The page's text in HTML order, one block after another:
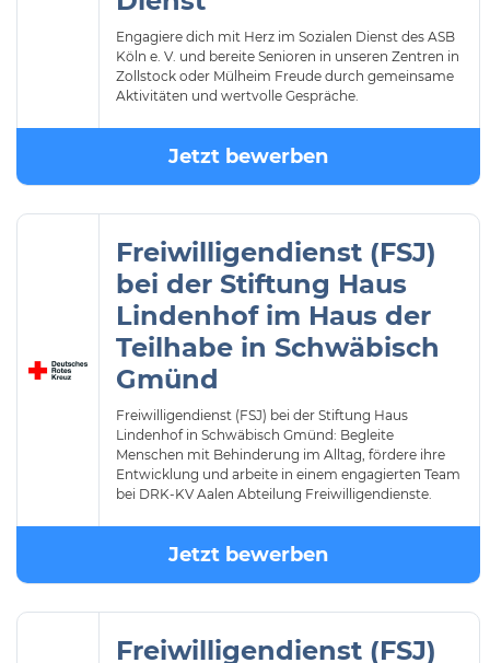
Engagiere dich mit Herz im Sozialen Dienst des ASB
Köln e. V. und bereite Senioren in unseren Zentren in
Zollstock oder Mülheim Freude durch gemeinsame
Aktivitäten und wertvolle Gespräche.
Jetzt bewerben
Freiwilligendienst (FSJ)
bei der Stiftung Haus
Lindenhof im Haus der
Teilhabe in Schwäbisch
Gmünd
Freiwilligendienst (FSJ) bei der Stiftung Haus
Lindenhof in Schwäbisch Gmünd: Begleite
Menschen mit Behinderung im Alltag, fördere ihre
Entwicklung und arbeite in einem engagierten Team
bei DRK-KV Aalen Abteilung Freiwilligendienste.
Jetzt bewerben
Freiwilligendienst (FSJ)